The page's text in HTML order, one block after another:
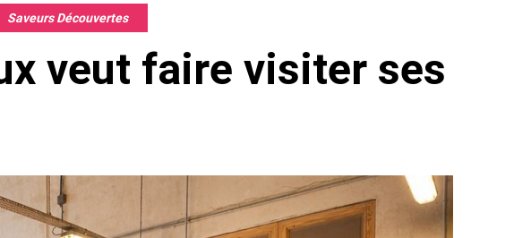
Saveurs Découvertes
veut faire visiter ses